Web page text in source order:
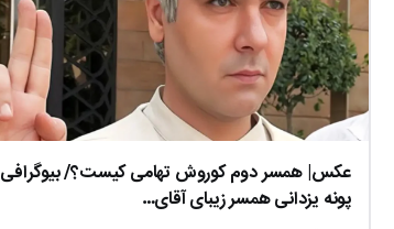
عکس| همسر دوم کوروش تهامی کیست؟/ بیوگرافی
پونه یزدانی همسر زیبای آقای…